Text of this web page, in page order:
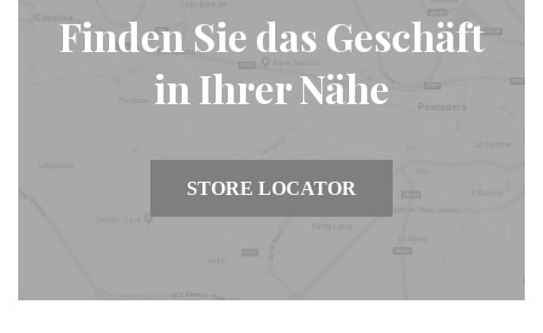
Finden Sie das Geschäft
in Ihrer Nähe
STORE LOCATOR